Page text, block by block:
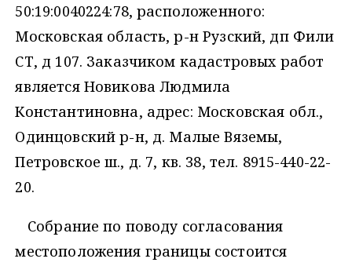
50:19:0040224:78, расположенного:
Московская область, р-н Рузский, дп Фили
СТ, д 107. Заказчиком кадастровых работ
является Новикова Людмила
Константиновна, адрес: Московская обл.,
Одинцовский р-н, д. Малые Вяземы,
Петровское ш., д. 7, кв. 38, тел. 8915-440-22-
20.
Собрание по поводу согласования
местоположения границы состоится